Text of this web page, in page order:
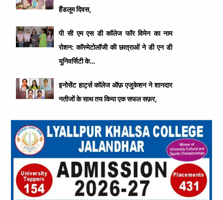
हैंडलूम दिवस,
पी सी एम एस डी कॉलेज फॉर विमेन का नाम
रोशन: कॉस्मेटोलॉजी की छात्राओं ने डी एन डी
यूनिवर्सिटी के…
इनोसेंट हार्ट्स कॉलेज ऑफ़ एजुकेशन ने शानदार
नतीजों के साथ तय किया एक सफल सफ़र,